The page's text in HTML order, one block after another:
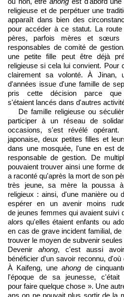
religieuse et de perpétuer une
apparaît dans bien des
pour accéder à ce statut. La
pères, parfois mères et
responsables de comité de
une petite fille peut être déjà
religieuse si cela lui convient. Pour
clairement sa volonté. À Jinan,
d'années issue d'une famille de
pris cette décision parce
s'étaient lancés dans d'autres
De famille religieuse ou
participer à un réseau de
occasions, s'est révélé
japonaise, deux petites filles et
dans une mosquée, l'une en est
responsable de gestion. De
pouvaient trouver ainsi une forme
a raconté qu'après la mort de son
très jeune, sa mère la poussa
religieux : ainsi, d'une manière ou
espérer en un avenir moins
de jeunes femmes qui avaient suivi
alors qu'elles étaient enfants ou
en cas de grave incident familial,
trouver le moyen de subvenir
Devenir ahong, c'est aussi
bénéficier d'un savoir reconnu,
À Kaifeng, une ahongde
l'époque de sa jeunesse,
pour faire quelque chose ». Une
ans on ne pouvait plus sortir de la